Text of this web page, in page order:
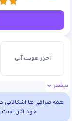
احراز هویت آنی
بیشتر
همه صرافی ها اشکالاتی
خود آنان است